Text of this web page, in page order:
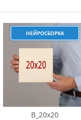
НЕЙРОСБОРКА
B_20х20